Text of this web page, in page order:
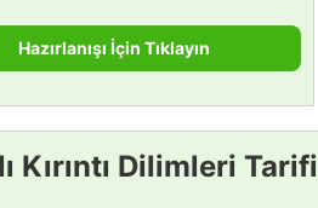
Hazırlanışı İçin Tıklayın
Kırıntı Dilimleri Tarifi